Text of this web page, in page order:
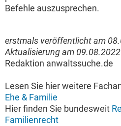
Befehle auszusprechen.
erstmals veröffentlicht am
Aktualisierung am 09.08.2022
Redaktion anwaltssuche.de
Lesen Sie hier weitere
Ehe & Familie
Hier finden Sie bundesweit
Familienrecht